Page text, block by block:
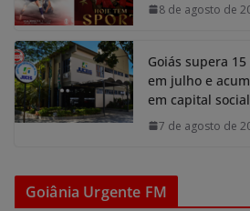
8 de agosto de
Goiás supera
em julho e
em capital
7 de agosto de
Goiânia Urgente FM